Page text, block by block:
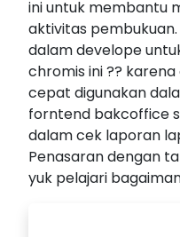
ini untuk membantu
aktivitas
dalam develope
chromis ini ??
cepat digunakan
forntend bakcoffice
dalam cek laporan
Penasaran dengan
yuk pelajari